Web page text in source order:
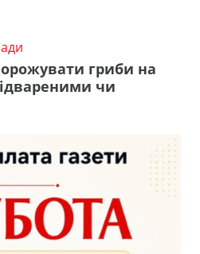
гриби на
чи